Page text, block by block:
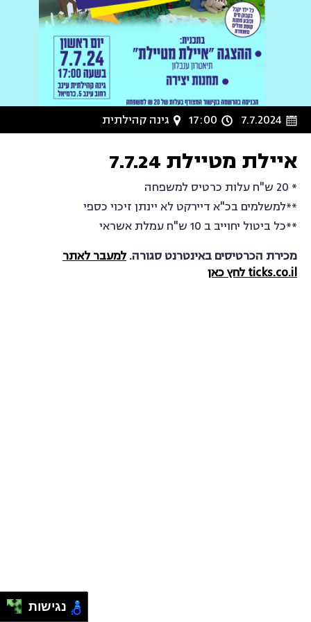
7.7.2024
17:00 גינה קהילתית
איילת מטיילת 7.7.24
* 20 ש"ח עלות כרטיס למשפחה
**למשלמים בכ"א דיירקט לא יינתן זיכוי כספי
**כל ביטול יחוייב ב 10 ש"ח עמלת אשראי
מכירת הכרטיסים באינטרנט סגורה.למעבר לאתר
ticks.co.il לחץ כאן
נגישות